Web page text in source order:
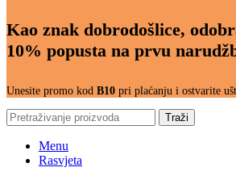
Kao znak dobrodošlice,
10% popusta na prvu
Unesite promo kod B10 pri plaćanju i ostvarite
Traži
Menu
Rasvjeta